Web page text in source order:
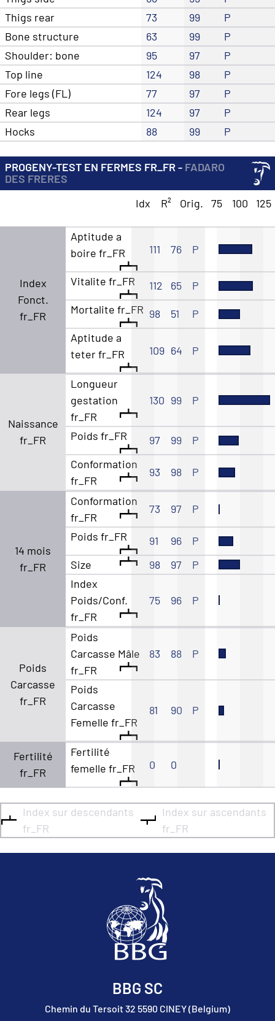
Thigs rear
73 99
P
Bone structure
63 99
P
Shoulder: bone
95 97
P
Top line
124 98
P
Fore legs (FL)
77 97
P
Rear legs
124 97
P
Hocks
88 99 P
PROGENY-TEST EN FERMES FR_FR - FADARO
DES FRERES
Idx
R² Orig. 75 100 125
Index
Fonct.
fr_FR
Aptitude a
boire fr_FR
111 76 P
Vitalite fr_FR 112 65
P
Mortalite fr_FR 98 51
P
Aptitude a
teter fr_FR
109 64 P
Naissance
fr_FR
Longueur
gestation
fr_FR
130 99 P
Poids fr_FR 97 99
P
Conformation
fr_FR
93 98 P
14 mois
fr_FR
Conformation
fr_FR
73 97 P
Poids fr_FR 91 96
P
Size
98 97
P
Index
Poids/Conf.
fr_FR
75 96 P
Poids
Carcasse
fr_FR
Poids
Carcasse Mâle
fr_FR
83 88 P
Poids
Carcasse
Femelle fr_FR
81 90 P
Fertilité
fr_FR
Fertilité
femelle fr_FR
0 0
Index sur descendants
fr_FR
Index sur ascendants
fr_FR
BBG SC
Chemin du Tersoit 32 5590 CINEY (Belgium)